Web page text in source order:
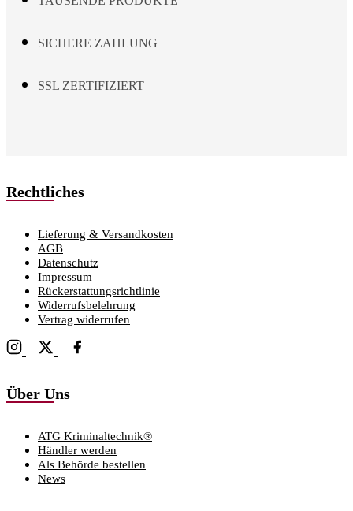
SICHERE ZAHLUNG
SSL ZERTIFIZIERT
Rechtliches
Lieferung & Versandkosten
AGB
Datenschutz
Impressum
Rückerstattungsrichtlinie
Widerrufsbelehrung
Vertrag widerrufen
Über Uns
ATG Kriminaltechnik®
Händler werden
Als Behörde bestellen
News